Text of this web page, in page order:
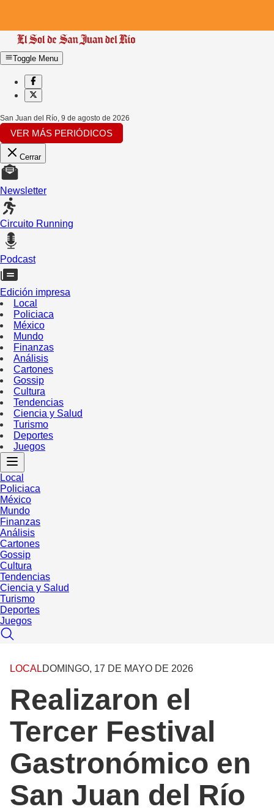
Toggle Menu
San Juan del Río, 9 de agosto de 2026
VER MÁS PERIÓDICOS
Cerrar
Newsletter
Circuito Running
Podcast
Edición impresa
Local
Policiaca
México
Mundo
Finanzas
Análisis
Cartones
Gossip
Cultura
Tendencias
Ciencia y Salud
Turismo
Deportes
Juegos
Local
Policiaca
México
Mundo
Finanzas
Análisis
Cartones
Gossip
Cultura
Tendencias
Ciencia y Salud
Turismo
Deportes
Juegos
LOCALDOMINGO, 17 DE MAYO DE 2026
Realizaron el
Tercer Festival
Gastronómico en
San Juan del Río